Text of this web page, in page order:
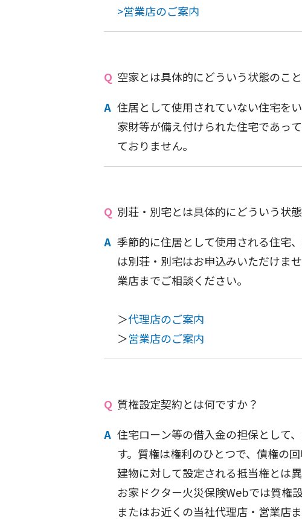
>営業店のご案内
空家とは具体的にどういう状態のこ
住居として使用されていない住宅をい
家財等が備え付けられた住宅であっ
ておりません。
別荘・別宅とは具体的にどういう状
季節的に住居として使用される住宅
は別荘・別宅はお申込みいただけま
業店までご相談ください。
＞代理店のご案内
＞営業店のご案内
質権設定契約とは何ですか？
住宅ローン等の借入金の担保として
す。質権は権利のひとつで、債権の
建物に対して設定される抵当権とは
お家ドクター火災保険Webでは質権
またはお近くの当社代理店・営業店